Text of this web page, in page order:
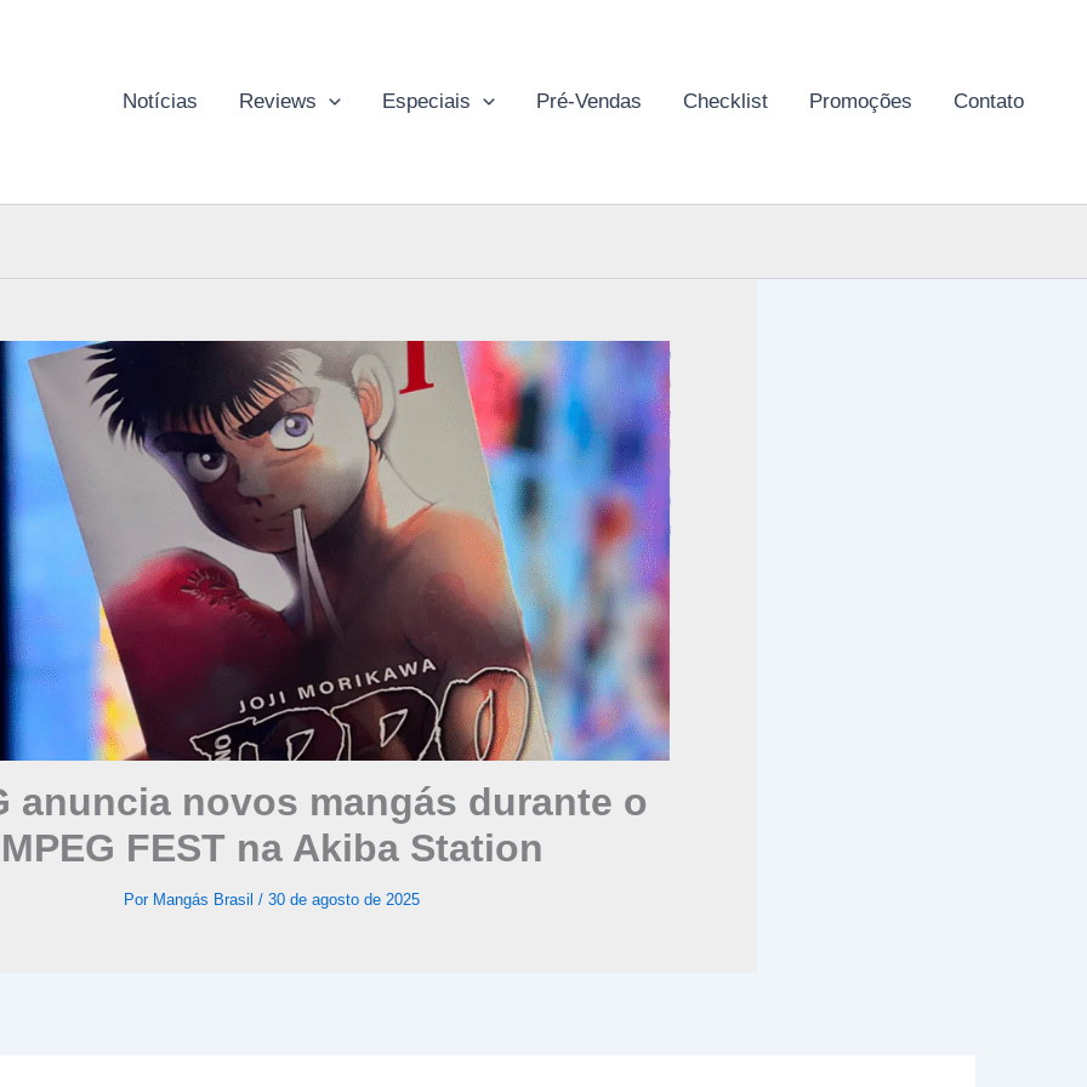
Notícias Reviews Especiais Pré-Vendas Checklist Promoções Contato
anuncia novos mangás durante o
MPEG FEST na Akiba Station
Por Mangás Brasil / 30 de agosto de 2025